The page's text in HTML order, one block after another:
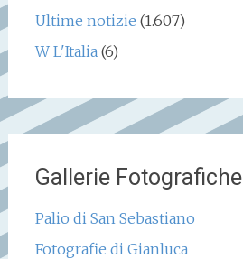
Ultime notizie (1.607)
W L'Italia (6)
Gallerie Fotografiche
Palio di San Sebastiano
Fotografie di Gianluca